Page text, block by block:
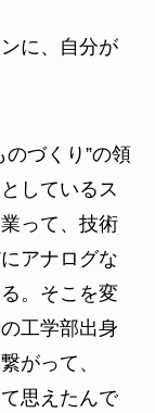
に、自分が
づくり”の領
しているス
って、技術
アナログな
。そこを変
工学部出身
がって、
思えたんで